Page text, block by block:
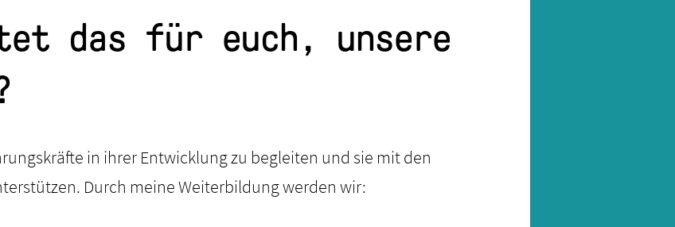
das für euch, unsere
in ihrer Entwicklung zu begleiten und sie mit den
Durch meine Weiterbildung werden wir: